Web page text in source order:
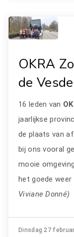
OKRA
de
16 leden van
jaarlijkse
de plaats van
bij ons vooral
mooie
het goede weer
Viviane Donné)
Dinsdag 27